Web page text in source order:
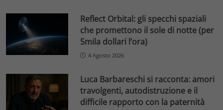
Reflect Orbital: gli specchi spaziali
che promettono il sole di notte (per
5mila dollari l’ora)
4 Agosto 2026
Luca Barbareschi si racconta: amori
travolgenti, autodistruzione e il
difficile rapporto con la paternità